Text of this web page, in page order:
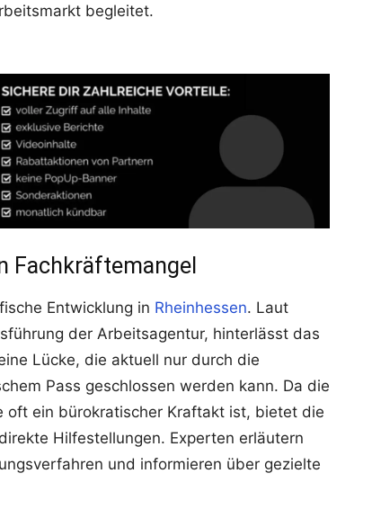
begleitet.
Fachkräftemangel
Entwicklung in Rheinhessen. Laut
der Arbeitsagentur, hinterlässt das
Lücke, die aktuell nur durch die
Pass geschlossen werden kann. Da die
oft ein bürokratischer Kraftakt ist, bietet die
direkte Hilfestellungen. Experten erläutern
und informieren über gezielte